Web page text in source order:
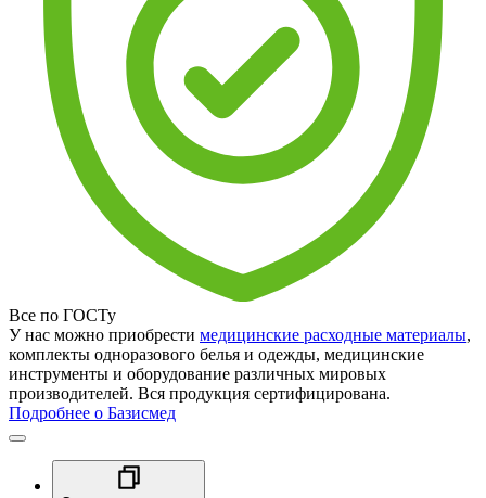
Все по ГОСТу
У нас можно приобрести медицинские расходные материалы,
комплекты одноразового белья и одежды, медицинские
инструменты и оборудование различных мировых
производителей. Вся продукция сертифицирована.
Подробнее о Базисмед